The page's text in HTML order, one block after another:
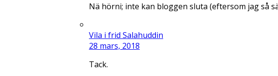
Nä hörni; inte kan bloggen sluta (eftersom jag så
Vila i frid Salahuddin
28 mars, 2018
Tack.